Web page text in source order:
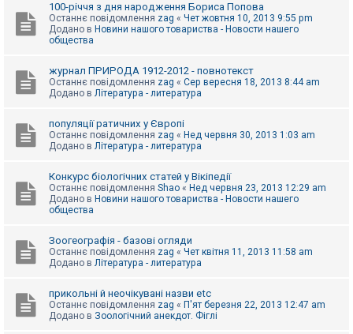
и
е
ш
к
м
г
100-річчя з дня народження Бориса Попова
Останнє повідомлення zag « Чет жовтня 10, 2013 9:55 pm
Додано в Новини нашого товариства - Новости нашего
общества
журнал ПРИРОДА 1912-2012 - повнотекст
Останнє повідомлення zag « Сер вересня 18, 2013 8:44 am
Додано в Література - литература
популяції ратичних у Європі
Останнє повідомлення zag « Нед червня 30, 2013 1:03 am
Додано в Література - литература
Конкурс біологічних статей у Вікіпедії
Останнє повідомлення Shao « Нед червня 23, 2013 12:29 am
Додано в Новини нашого товариства - Новости нашего
общества
Зоогеографія - базові огляди
Останнє повідомлення zag « Чет квітня 11, 2013 11:58 am
Додано в Література - литература
прикольні й неочікувані назви etc
Останнє повідомлення zag « П'ят березня 22, 2013 12:47 am
Додано в Зоологічний анекдот. Фіглі